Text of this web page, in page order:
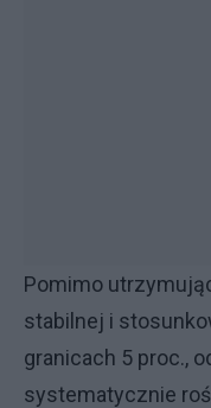
Pomimo
stabilnej i
granicach 5 proc.,
systematycznie